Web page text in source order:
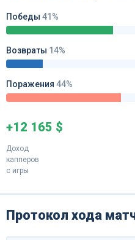
Победы 41%
Возвраты 14%
Поражения 44%
+12 165 $
Доход
капперов
с игры
Протокол хода